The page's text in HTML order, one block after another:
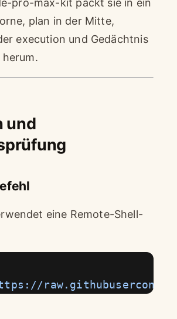
pro-max-kit packt sie in ein
plan in der Mitte,
execution und Gedächtnis
herum.
und
eine Remote-Shell-